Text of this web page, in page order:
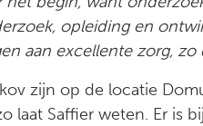
opleiding en
aan excellente zorg, zo
zijn op de locatie
laat Saffier weten. Er is